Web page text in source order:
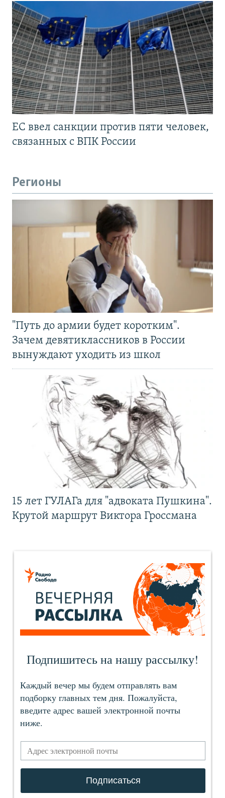
ЕС ввел санкции против пяти человек,
связанных с ВПК России
Регионы
"Путь до армии будет коротким".
Зачем девятиклассников в России
вынуждают уходить из школ
15 лет ГУЛАГа для "адвоката Пушкина".
Крутой маршрут Виктора Гроссмана